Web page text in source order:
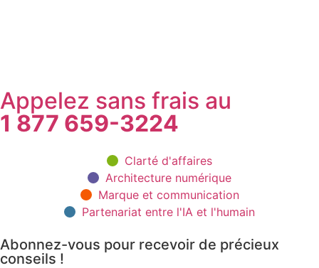
Appelez sans frais au
1 877 659-3224
Clarté d'affaires
Architecture numérique
Marque et communication
Partenariat entre l'IA et l'humain
Abonnez-vous pour recevoir de précieux
conseils !